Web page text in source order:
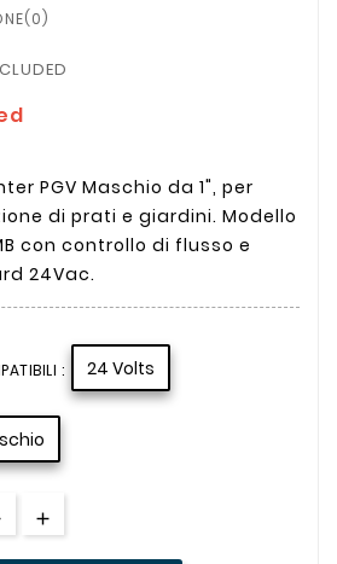
PGV Maschio da 1", per
di prati e giardini. Modello
con controllo di flusso e
24Vac.
: 24 Volts